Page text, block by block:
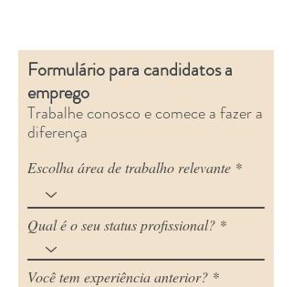
Formulário para candidatos a
emprego
Trabalhe conosco e comece a fazer a
diferença
Escolha área de trabalho relevante
Qual é o seu status profissional?
Você tem experiência anterior?